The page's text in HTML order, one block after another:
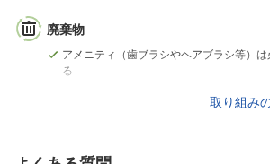
廃棄物
アメニティ（歯ブラシやヘアブラシ等）
る
取り組み